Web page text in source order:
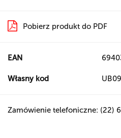
Pobierz produkt do PDF
EAN
Własny kod
Zamówienie telefoniczne: (22)